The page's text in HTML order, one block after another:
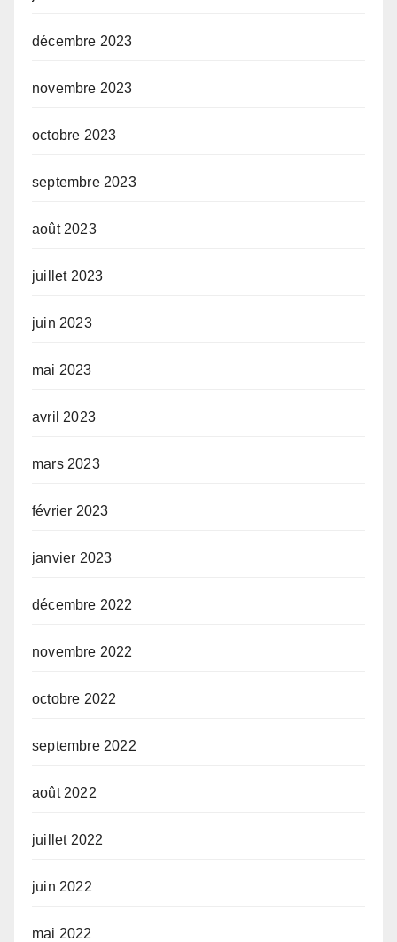
décembre 2023
novembre 2023
octobre 2023
septembre 2023
août 2023
juillet 2023
juin 2023
mai 2023
avril 2023
mars 2023
février 2023
janvier 2023
décembre 2022
novembre 2022
octobre 2022
septembre 2022
août 2022
juillet 2022
juin 2022
mai 2022